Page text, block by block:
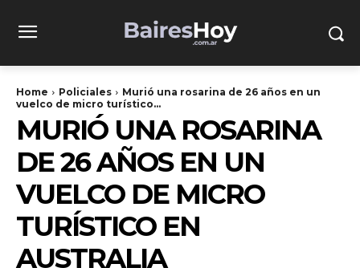
Home Policiales
Murió una rosarina de 26 años en un
vuelco de micro turístico...
MURIÓ UNA ROSARINA
DE 26 AÑOS EN UN
VUELCO DE MICRO
TURÍSTICO EN
AUSTRALIA